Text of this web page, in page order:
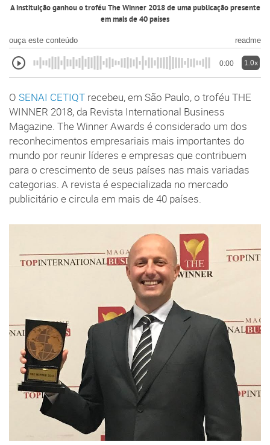
A instituição ganhou o troféu The Winner 2018 de uma publicação presente
em mais de 40 países
ouça este conteúdo readme
0:00 1.0x
O SENAI CETIQT recebeu, em São Paulo, o troféu THE
WINNER 2018, da Revista International Business
Magazine. The Winner Awards é considerado um dos
reconhecimentos empresariais mais importantes do
mundo por reunir líderes e empresas que contribuem
para o crescimento de seus países nas mais variadas
categorias. A revista é especializada no mercado
publicitário e circula em mais de 40 países.